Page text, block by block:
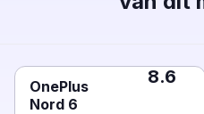
OnePlus
Nord 6
8.6